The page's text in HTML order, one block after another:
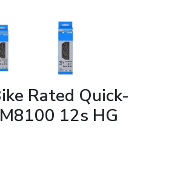
Rated Quick-
12s HG